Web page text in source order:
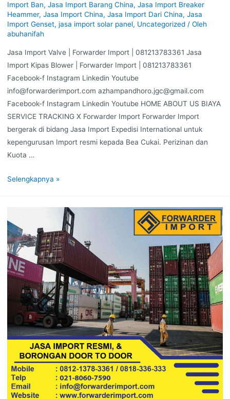
Import Ban, Jasa Import Barang China, Jasa Import Breaker
Heammer, Jasa Import China, Jasa Import Dari China, Jasa
Import Genset, jasa import solar panel, Uncategorized/ Oleh
abuhanifah
Jasa Import Valve | Forwarder Import | 081213783361 Jasa
Import Kipas Blower | Forwarder Import | 081213783361
Facebook-f Instagram Linkedin Youtube
info@forwarderimport.com azhampandhoro.jgc@gmail.com
Facebook-f Instagram Linkedin Youtube HOME ABOUT US BIAYA
SERVICE TRACKING X Forwarder Import Forwarder Import
bergerak di bidang Jasa Import Expedisi International untuk
kepengurusan Import resmi kepada Bea Cukai. Perizinan dan
Kuota …
Selengkapnya »